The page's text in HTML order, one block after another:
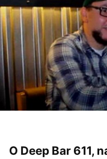
O Deep Bar 611,